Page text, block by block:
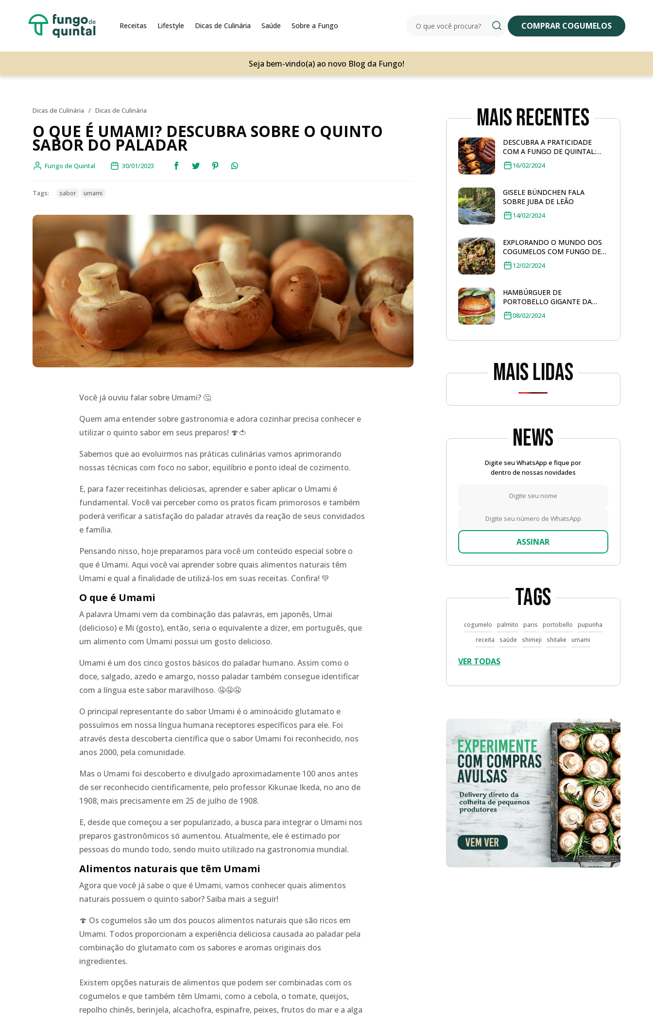
Receitas Lifestyle Dicas de Culinária Saúde Sobre a Fungo COMPRAR COGUMELOS
Seja bem-vindo(a) ao novo Blog da Fungo!
Dicas de Culinária /Dicas de Culinária
O QUE É UMAMI? DESCUBRA SOBRE O QUINTO
SABOR DO PALADAR
Fungo de Quintal 30/01/2023
Tags: sabor umami
Você já ouviu falar sobre Umami? 🤔
Quem ama entender sobre gastronomia e adora cozinhar precisa conhecer e
utilizar o quinto sabor em seus preparos! 🍄🍅
Sabemos que ao evoluirmos nas práticas culinárias vamos aprimorando
nossas técnicas com foco no sabor, equilíbrio e ponto ideal de cozimento.
E, para fazer receitinhas deliciosas, aprender e saber aplicar o Umami é
fundamental. Você vai perceber como os pratos ficam primorosos e também
poderá verificar a satisfação do paladar através da reação de seus convidados
e família.
Pensando nisso, hoje preparamos para você um conteúdo especial sobre o
que é Umami. Aqui você vai aprender sobre quais alimentos naturais têm
Umami e qual a finalidade de utilizá-los em suas receitas. Confira! 💚
O que é Umami
A palavra Umami vem da combinação das palavras, em japonês, Umai
(delicioso) e Mi (gosto), então, seria o equivalente a dizer, em português, que
um alimento com Umami possui um gosto delicioso.
Umami é um dos cinco gostos básicos do paladar humano. Assim como o
doce, salgado, azedo e amargo, nosso paladar também consegue identificar
com a língua este sabor maravilhoso. 🤤🤤🤤
O principal representante do sabor Umami é o aminoácido glutamato e
possuímos em nossa língua humana receptores específicos para ele. Foi
através desta descoberta científica que o sabor Umami foi reconhecido, nos
anos 2000, pela comunidade.
Mas o Umami foi descoberto e divulgado aproximadamente 100 anos antes
de ser reconhecido cientificamente, pelo professor Kikunae Ikeda, no ano de
1908, mais precisamente em 25 de julho de 1908.
E, desde que começou a ser popularizado, a busca para integrar o Umami nos
preparos gastronômicos só aumentou. Atualmente, ele é estimado por
pessoas do mundo todo, sendo muito utilizado na gastronomia mundial.
Alimentos naturais que têm Umami
Agora que você já sabe o que é Umami, vamos conhecer quais alimentos
naturais possuem o quinto sabor? Saiba mais a seguir!
🍄 Os cogumelos são um dos poucos alimentos naturais que são ricos em
Umami. Todos proporcionam a experiência deliciosa causada ao paladar pela
combinação do glutamato com os sabores e aromas originais dos
ingredientes.
Existem opções naturais de alimentos que podem ser combinadas com os
cogumelos e que também têm Umami, como a cebola, o tomate, queijos,
repolho chinês, berinjela, alcachofra, espinafre, peixes, frutos do mar e a alga
Mais Recentes
DESCUBRA A PRATICIDADE
COM A FUNGO DE QUINTAL:
COGUMELO PORTOBELLO
GRELHADO
16/02/2024
GISELE BÜNDCHEN FALA
SOBRE JUBA DE LEÃO
14/02/2024
EXPLORANDO O MUNDO DOS
COGUMELOS COM FUNGO DE
QUINTAL: SALADA DE FARRO
TOSTADO
12/02/2024
HAMBÚRGUER DE
PORTOBELLO GIGANTE DA
FUNGO DE QUINTAL
08/02/2024
Mais lidas
News
Digite seu WhatsApp e fique por
dentro de nossas novidades
ASSINAR
Tags
cogumelo palmito paris portobello
pupunha
receita
saúde shimeji shitake umami
VER TODAS